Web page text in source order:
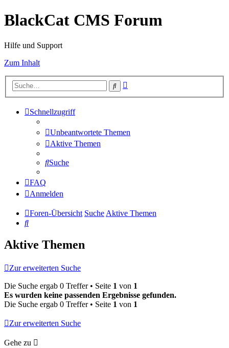
BlackCat CMS Forum
Hilfe und Support
Zum Inhalt
Suche
Schnellzugriff
Unbeantwortete Themen
Aktive Themen
Suche
FAQ
Anmelden
Foren-Übersicht SucheAktive Themen
Suche
Aktive Themen
Zur erweiterten Suche
Die Suche ergab 0 Treffer • Seite 1 von 1
Es wurden keine passenden Ergebnisse gefunden.
Die Suche ergab 0 Treffer • Seite 1 von 1
Zur erweiterten Suche
Gehe zu